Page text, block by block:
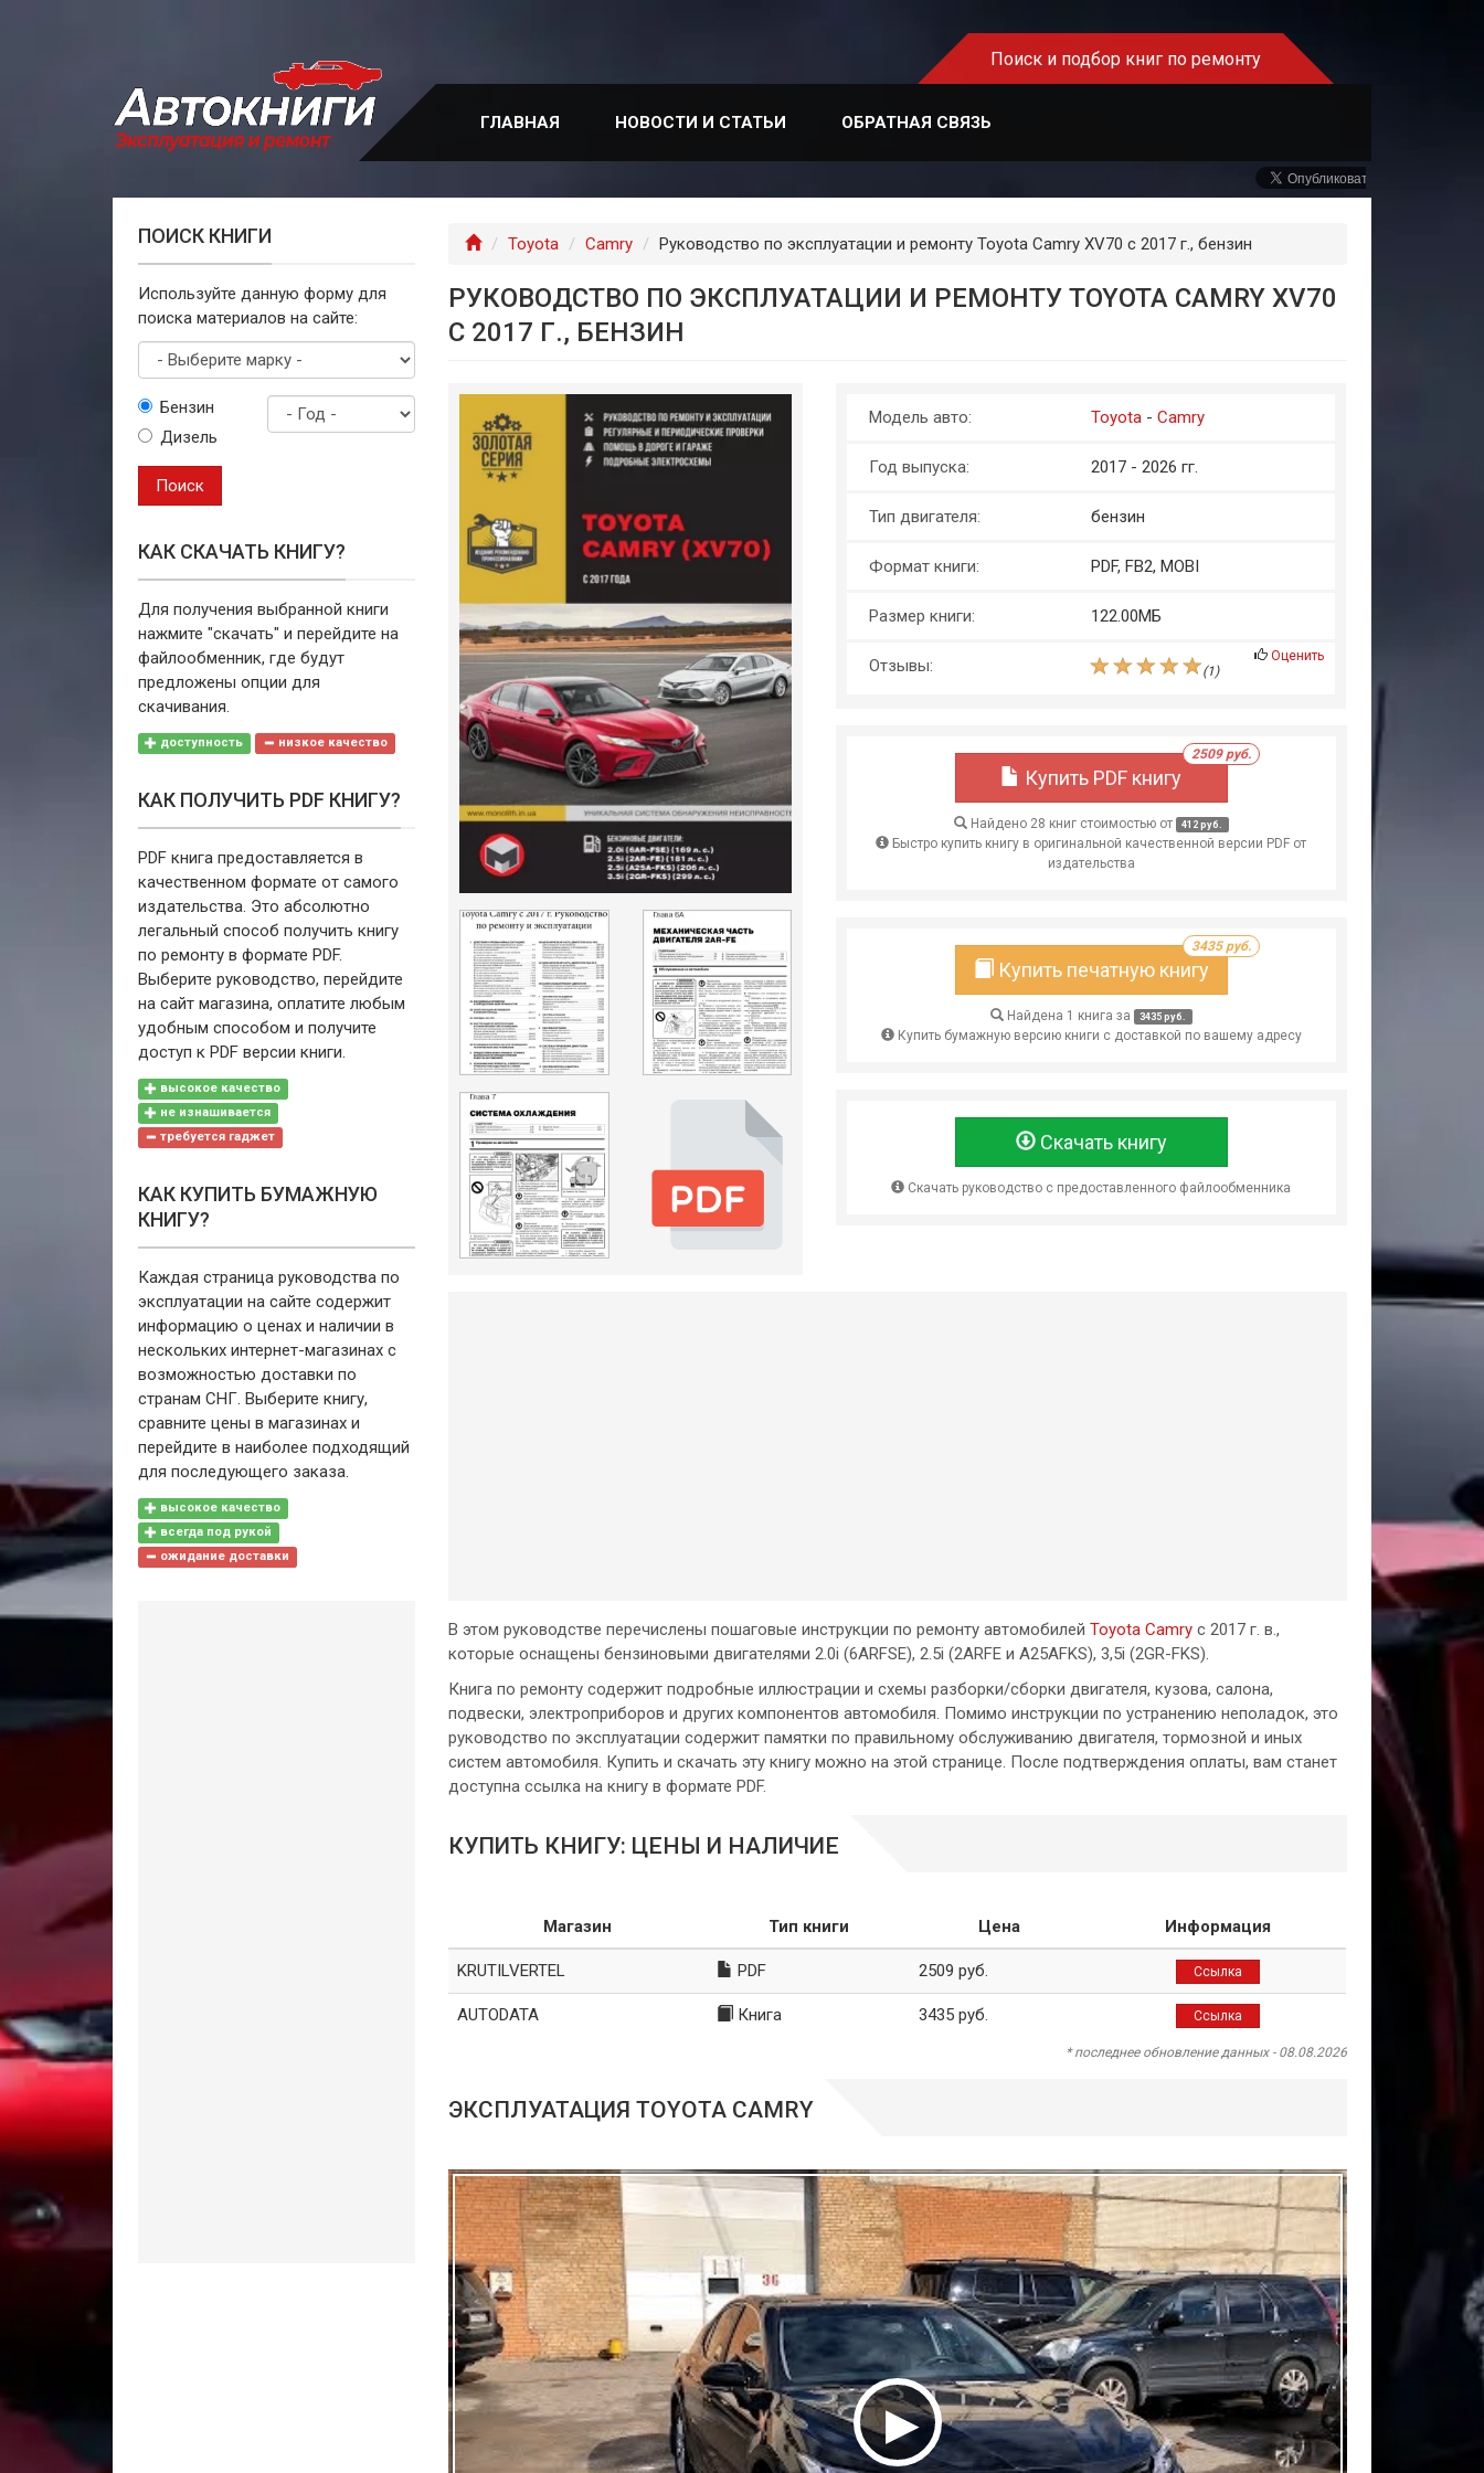
Поиск и подбор книг по ремонту
ГЛАВНАЯ НОВОСТИ И СТАТЬИ ОБРАТНАЯ СВЯЗЬ
Главная
Toyota Camry Руководство по эксплуатации и ремонту Toyota Camry XV70 с 2017 г., бензин
РУКОВОДСТВО ПО ЭКСПЛУАТАЦИИ И РЕМОНТУ TOYOTA CAMRY XV70
С 2017 Г., БЕНЗИН
Модель авто: Toyota -Camry
Год выпуска: 2017 - 2026 гг.
Тип двигателя: бензин
Формат книги: PDF, FB2, MOBI
Размер книги: 122.00МБ
Отзывы: (1)
Оценить
Купить PDF книгу
2509 руб.
Найдено 28 книг стоимостью от 412 руб.
Быстро купить книгу в оригинальной качественной версии PDF от
издательства
Купить печатную книгу
3435 руб.
Найдена 1 книга за 3435 руб.
Купить бумажную версию книги с доставкой по вашему адресу
Скачать книгу
Скачать руководство с предоставленного файлообменника
В этом руководстве перечислены пошаговые инструкции по ремонту автомобилей Toyota Camryс 2017 г. в.,
которые оснащены бензиновыми двигателями 2.0i (6ARFSE), 2.5i (2ARFE и A25AFKS), 3,5i (2GR-FKS).
Книга по ремонту содержит подробные иллюстрации и схемы разборки/сборки двигателя, кузова, салона,
подвески, электроприборов и других компонентов автомобиля. Помимо инструкции по устранению неполадок, это
руководство по эксплуатации содержит памятки по правильному обслуживанию двигателя, тормозной и иных
систем автомобиля. Купить и скачать эту книгу можно на этой странице. После подтверждения оплаты, вам станет
доступна ссылка на книгу в формате PDF.
КУПИТЬ КНИГУ: ЦЕНЫ И НАЛИЧИЕ
Магазин Тип книги Цена Информация
KRUTILVERTEL PDF 2509 руб. Ссылка
AUTODATA Книга 3435 руб. Ссылка
* последнее обновление данных - 08.08.2026
ЭКСПЛУАТАЦИЯ TOYOTA CAMRY
ПОИСК КНИГИ
Используйте данную форму для
поиска материалов на сайте:
маркуБензин
Дизель
Поиск
КАК СКАЧАТЬ КНИГУ?
Для получения выбранной книги
нажмите "скачать" и перейдите на
файлообменник, где будут
предложены опции для
скачивания.
доступность низкое качество
КАК ПОЛУЧИТЬ PDF КНИГУ?
PDF книга предоставляется в
качественном формате от самого
издательства. Это абсолютно
легальный способ получить книгу
по ремонту в формате PDF.
Выберите руководство, перейдите
на сайт магазина, оплатите любым
удобным способом и получите
доступ к PDF версии книги.
высокое качество
не изнашивается
требуется гаджет
КАК КУПИТЬ БУМАЖНУЮ
КНИГУ?
Каждая страница руководства по
эксплуатации на сайте содержит
информацию о ценах и наличии в
нескольких интернет-магазинах с
возможностью доставки по
странам СНГ. Выберите книгу,
сравните цены в магазинах и
перейдите в наиболее подходящий
для последующего заказа.
высокое качество
всегда под рукой
ожидание доставки